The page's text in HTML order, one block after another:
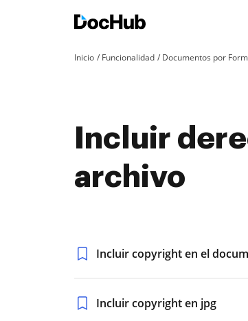
Inicio Funcionalidad Documentos por
Incluir
archivo
Incluir copyright en el
Incluir copyright en jpg